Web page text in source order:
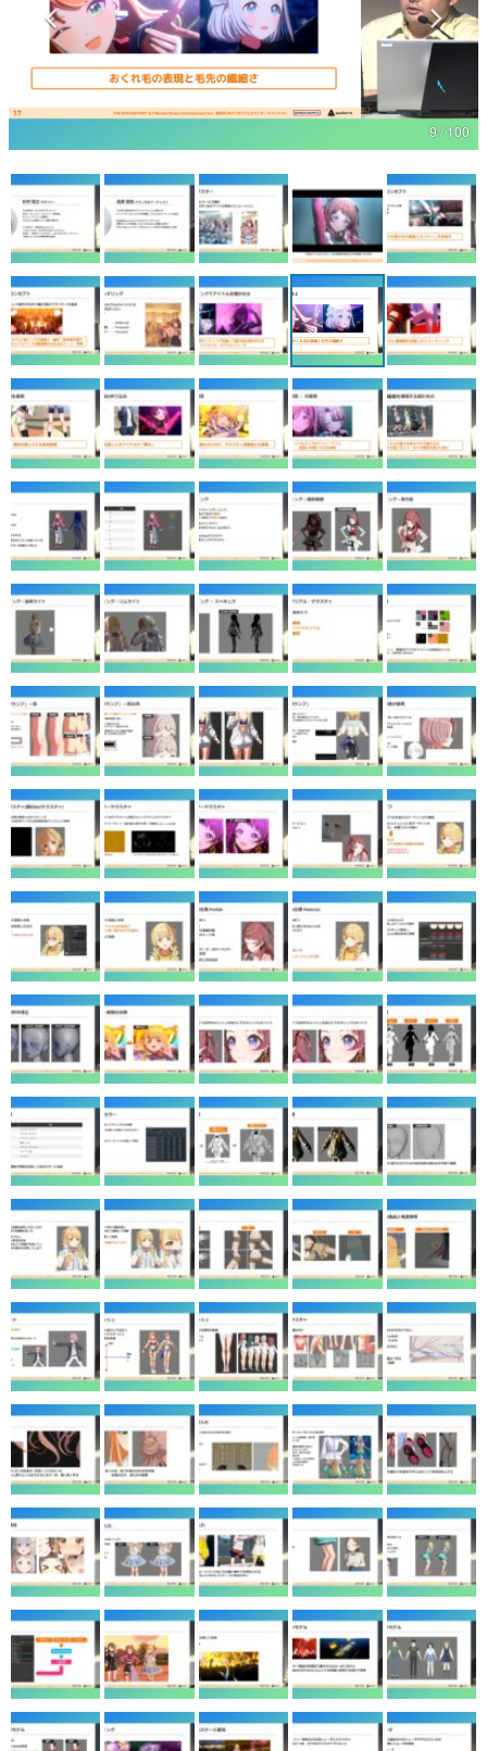
ゲームが変えた日本語
「経験値」「裏技」「ラスボス」… ゲームにまつわる言葉
の起源や用法の変遷を、コンピューター文化史研究家・タ
イニーP氏が徹底調査。
カテゴリ
マンガ
女性向け
アプリレビュー
その他
電ファミニコゲーマーとは？
運営：株式会社マレ
9 / 100